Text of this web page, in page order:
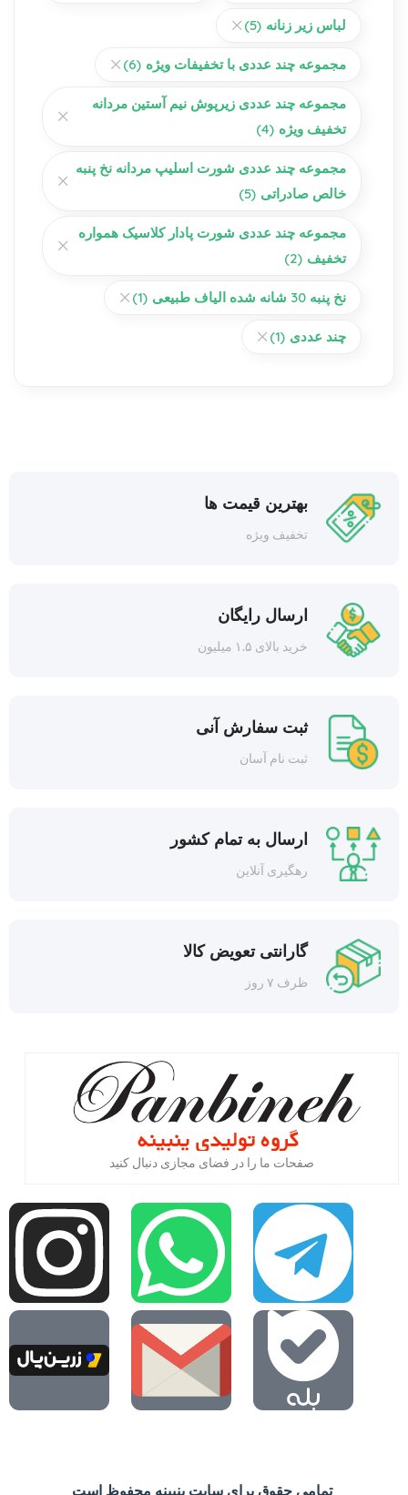
لباس زیر زنانه (5)
مجموعه چند عددی با تخفیفات ویژه (6)
مجموعه چند عددی زیرپوش نیم آستین مردانه
تخفیف ویژه (4)
مجموعه چند عددی شورت اسلیپ مردانه نخ پنبه
خالص صادراتی (5)
مجموعه چند عددی شورت پادار کلاسیک همواره
تخفیف (2)
نخ پنبه 30 شانه شده الیاف طبیعی (1)
چند عددی (1)
بهترین قیمت ها
تخفیف ویژه
ارسال رایگان
خرید بالای ۱.۵ میلیون
ثبت سفارش آنی
ثبت نام آسان
ارسال به تمام کشور
رهگیری آنلاین
گارانتی تعویض کالا
ظرف ۷ روز
صفحات ما را در فضای مجازی دنبال کنید
تمامی حقوق برای سایت پنبینه محفوظ است